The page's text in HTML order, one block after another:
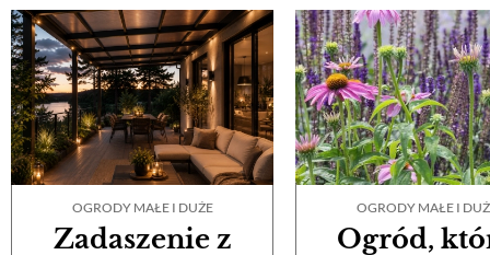
OGRODY MAŁE I DUŻE
Zadaszenie z
OGRODY MAŁE I
Ogród,